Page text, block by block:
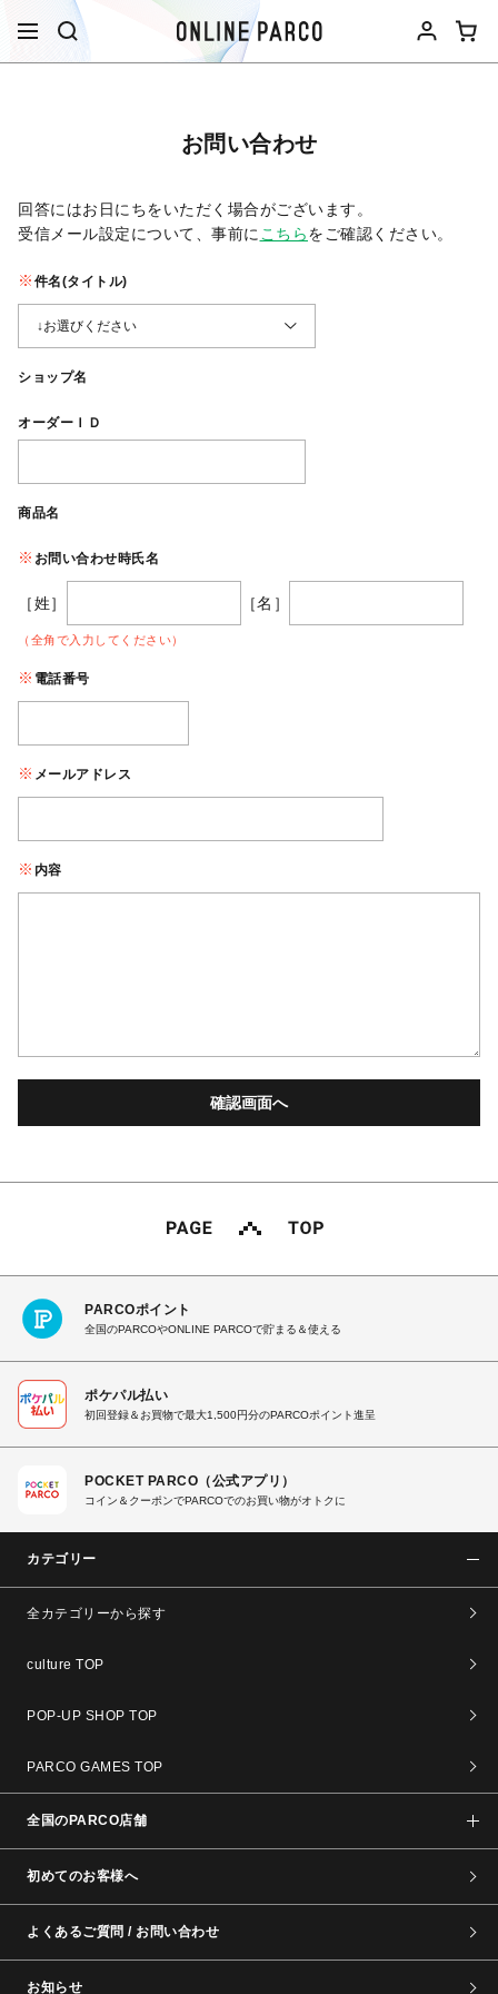
お問い合わせ
回答にはお日にちをいただく場合がございます。
受信メール設定について、事前に こちらをご確認ください。​
件名(タイトル)
ショップ名
オーダーＩＤ
商品名
お問い合わせ時氏名
［姓］ ［名］
（全角で入力してください）
電話番号
メールアドレス
内容
PARCOポイント
全国のPARCOやONLINE PARCOで貯まる＆使える
ポケパル払い
初回登録＆お買物で最大1,500円分のPARCOポイント進呈
POCKET PARCO（公式アプリ）
コイン＆クーポンでPARCOでのお買い物がオトクに
カテゴリー
全カテゴリーから探す
culture TOP
POP-UP SHOP TOP
PARCO GAMES TOP
全国のPARCO店舗
初めてのお客様へ
よくあるご質問 / お問い合わせ
お知らせ